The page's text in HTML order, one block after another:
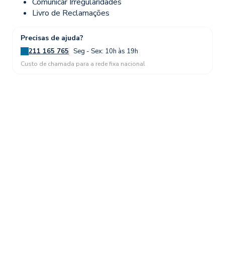
Livro de Reclamações
Precisas de ajuda?
211 165 765 Seg - Sex: 10h às 19h
Custo de chamada para a rede fixa nacional